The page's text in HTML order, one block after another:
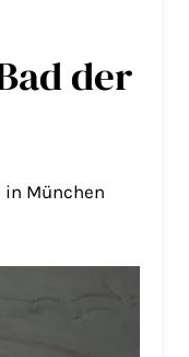
der
in München